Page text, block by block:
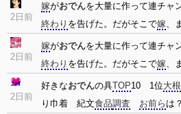
2日前
嫁がおでんを大量に作って連チャ
終わり を告げた。だがそこで嫁、
2日前
嫁がおでんを大量に作って連チャ
終わり を告げた。だがそこで嫁、
2日前
好きなおでんの具TOP10 1位大根
り巾着 紀文食品調査 お前ら は？